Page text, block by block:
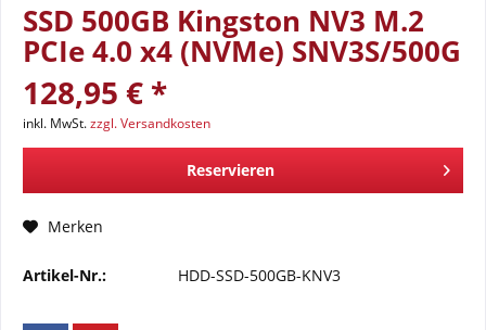
SSD 500GB Kingston NV3 M.2
PCIe 4.0 x4 (NVMe) SNV3S/500G
128,95 € *
inkl. MwSt.zzgl. Versandkosten
Reservieren
Merken
Artikel-Nr.: HDD-SSD-500GB-KNV3